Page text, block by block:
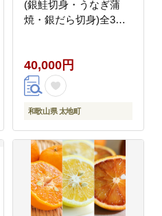
(銀鮭切身・うなぎ蒲
焼・銀だら切身)全3回 /
海鮮 焼き魚 ご飯のおと
も おかず【tkb418】
40,000円
和歌山県 太地町